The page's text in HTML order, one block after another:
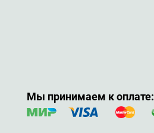
Мы принимаем к оплате: